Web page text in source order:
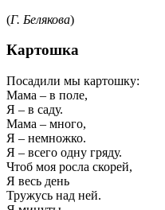
(Г. Белякова)
Картошка
Посадили мы картошку:
Мама – в поле,
Я – в саду.
Мама – много,
Я – немножко.
Я – всего одну гряду.
Чтоб моя росла скорей,
Я весь день
Тружусь над ней.